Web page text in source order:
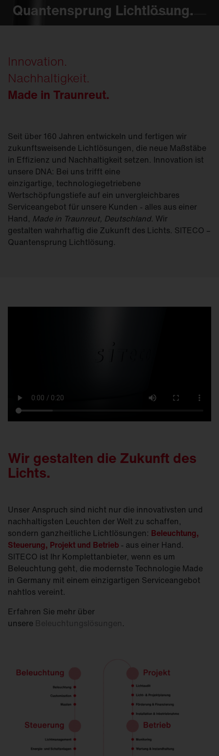
Quantensprung Lichtlösung.
Quantensprung Lichtlösung.
Quantensprung Lichtlösung.
Quantensprung Lichtlösung.
Quantensprung Lichtlösung.
Innovation.
Nachhaltigkeit.
Made in Traunreut.
Seit über 160 Jahren entwickeln und fertigen wir
zukunftsweisende Lichtlösungen, die neue Maßstäbe
in Effizienz und Nachhaltigkeit setzen. Innovation ist
unsere DNA: Bei uns trifft eine
einzigartige, technologiegetriebene
Wertschöpfungstiefe auf ein unvergleichbares
Serviceangebot für unsere Kunden - alles aus einer
Hand, Made in Traunreut, Deutschland. Wir
gestalten wahrhaftig die Zukunft des Lichts. SITECO –
Quantensprung Lichtlösung.
Wir gestalten die Zukunft des
Lichts.
Unser Anspruch sind nicht nur die innovativsten und
nachhaltigsten Leuchten der Welt zu schaffen,
sondern ganzheitliche Lichtlösungen: Beleuchtung,
Steuerung, Projekt und Betrieb - aus einer Hand.
SITECO ist Ihr Komplettanbieter, wenn es um
Beleuchtung geht, die modernste Technologie Made
in Germany mit einem einzigartigen Serviceangebot
nahtlos vereint.
Erfahren Sie mehr über
unsere Beleuchtungslösungen.